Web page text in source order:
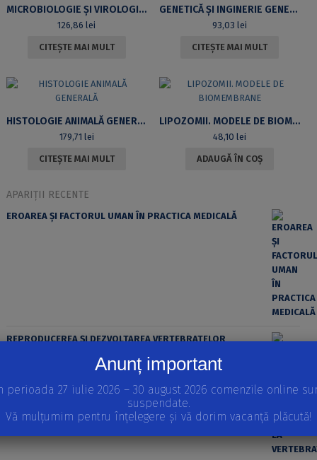
MICROBIOLOGIE ȘI VIROLOGIE MEDICALĂ, ED. A II-A – VOLUMUL 1
126,86lei
CITEȘTE MAI MULT
GENETICĂ ȘI INGINERIE GENETICĂ. NOTE DE CURS
93,03lei
CITEȘTE MAI MULT
HISTOLOGIE ANIMALĂ GENERALĂ
179,71 lei
CITEȘTE MAI MULT
LIPOZOMII. MODELE DE BIOMEMBRANE
48,10lei
ADAUGĂ ÎN COȘ
APARIȚII RECENTE
EROAREA ȘI FACTORUL UMAN ÎN PRACTICA MEDICALĂ
REPRODUCEREA ȘI DEZVOLTAREA VERTEBRATELOR
STRATEGII REPRODUCTIVE LA VERTEBRATE, INTRODUCERE
EMBRIONARE
Anunț important
perioada 27 iulie 2026 – 30 august 2026 comenzile online
suspendate.
Vă mulțumim pentru înțelegere și vă dorim vacanță plăcută!